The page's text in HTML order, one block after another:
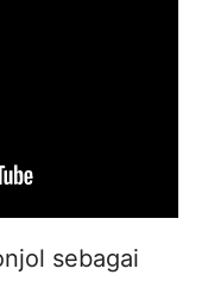
sebagai